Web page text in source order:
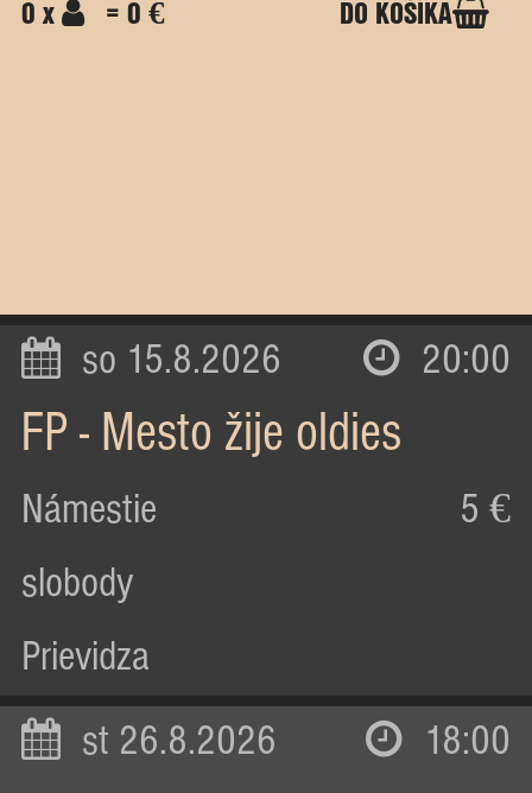
0 x = 0 € DO KOŠÍKA
so 15.8.2026 20:00
FP - Mesto žije oldies
Námestie
slobody
Prievidza
5 €
st 26.8.2026 18:00